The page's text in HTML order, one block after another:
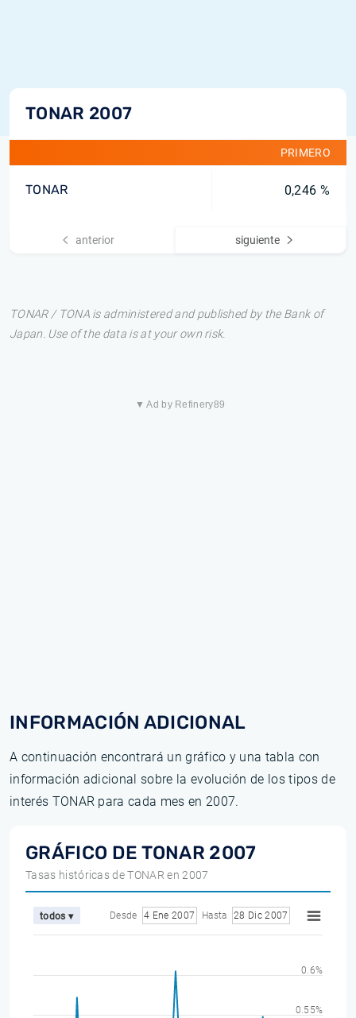
TONAR 2007
PRIMERO
TONAR 0,246 %
anterior siguiente
TONAR / TONA is administered and published by the Bank of
Japan. Use of the data is at your own risk.
▼ Ad by Refinery89
INFORMACIÓN ADICIONAL
A continuación encontrará un gráfico y una tabla con
información adicional sobre la evolución de los tipos de
interés TONAR para cada mes en 2007.
GRÁFICO DE TONAR 2007
Tasas históricas de TONAR en 2007
todos ▾ Desde 4 Ene 2007 Hasta 28 Dic 2007
0.55%
0.6%